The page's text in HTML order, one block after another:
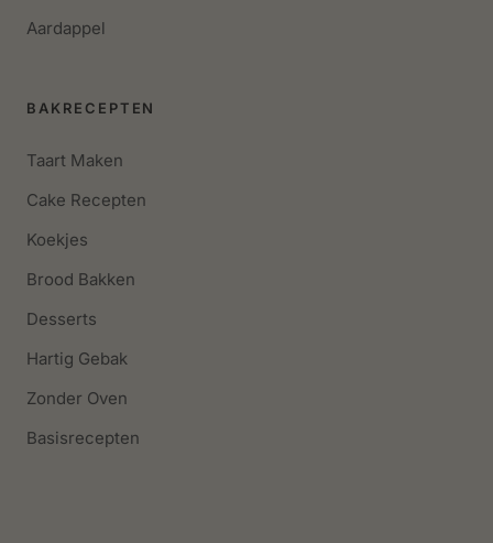
Aardappel
BAKRECEPTEN
Taart Maken
Cake Recepten
Koekjes
Brood Bakken
Desserts
Hartig Gebak
Zonder Oven
Basisrecepten